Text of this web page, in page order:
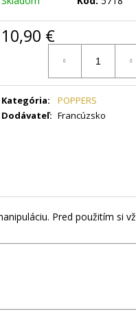
10,90 €
Kategória:
POPPERS
Dodávateľ: Francúzsko
Pred použitím si
15 ML